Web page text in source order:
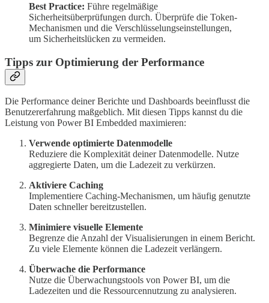
Best Practice: Führe regelmäßige
Sicherheitsüberprüfungen durch. Überprüfe die Token-
Mechanismen und die Verschlüsselungseinstellungen,
um Sicherheitslücken zu vermeiden.
Tipps zur Optimierung der Performance
Die Performance deiner Berichte und Dashboards beeinflusst die
Benutzererfahrung maßgeblich. Mit diesen Tipps kannst du die
Leistung von Power BI Embedded maximieren:
Verwende optimierte Datenmodelle
Reduziere die Komplexität deiner Datenmodelle. Nutze
aggregierte Daten, um die Ladezeit zu verkürzen.
Aktiviere Caching
Implementiere Caching-Mechanismen, um häufig genutzte
Daten schneller bereitzustellen.
Minimiere visuelle Elemente
Begrenze die Anzahl der Visualisierungen in einem Bericht.
Zu viele Elemente können die Ladezeit verlängern.
Überwache die Performance
Nutze die Überwachungstools von Power BI, um die
Ladezeiten und die Ressourcennutzung zu analysieren.